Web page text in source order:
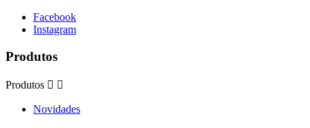
Facebook
Instagram
Produtos
Produtos  
Novidades